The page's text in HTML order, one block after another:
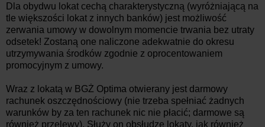
Dla obydwu lokat cechą charakterystyczną (wyróżniającą na
tle większości lokat z innych banków) jest możliwość
zerwania umowy w dowolnym momencie trwania bez utraty
odsetek! Zostaną one naliczone adekwatnie do okresu
utrzymywania środków zgodnie z oprocentowaniem
promocyjnym z umowy.
Wraz z lokatą w BGŻ Optima otwierany jest darmowy
rachunek oszczędnościowy (nie trzeba spełniać żadnych
warunków by za ten rachunek nic nie płacić; darmowe są
również przelewy). Służy on obsłudze lokaty, jak również